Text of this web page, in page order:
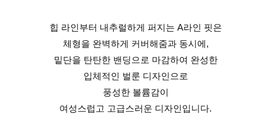
힙 라인부터 내추럴하게 퍼지는 A라인 핏은
체형을 완벽하게 커버해줌과 동시에,
밑단을 탄탄한 밴딩으로 마감하여 완성한
입체적인 벌룬 디자인으로
풍성한 볼륨감이